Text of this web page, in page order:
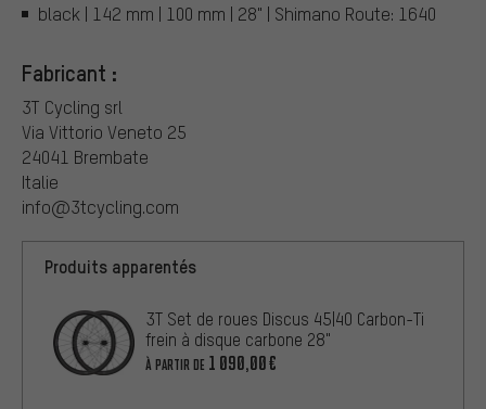
black | 142 mm | 100 mm | 28" | Shimano Route: 1640
Fabricant :
3T Cycling srl
Via Vittorio Veneto 25
24041 Brembate
Italie
info@3tcycling.com
Produits apparentés
3T Set de roues Discus 45|40 Carbon-Ti
frein à disque carbone 28"
À PARTIR DE 1 090,00€